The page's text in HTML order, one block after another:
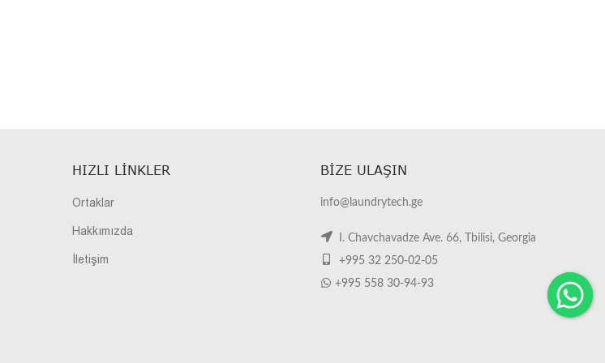
HIZLI LINKLER
Ortaklar
Hakkımızda
İletişim
BIZE ULAŞIN
info@laundrytech.ge
I. Chavchavadze Ave. 66, Tbilisi, Georgia
+995 32 250-02-05
+995 558 30-94-93